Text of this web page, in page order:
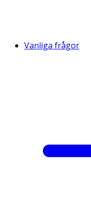
Vanliga frågor